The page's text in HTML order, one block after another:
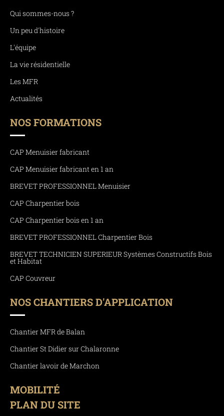
Qui sommes-nous ?
Un peu d'histoire
L'équipe
La vie résidentielle
Les MFR
Actualités
NOS FORMATIONS
CAP Menuisier fabricant
CAP Menuisier fabricant en 1 an
BREVET PROFESSIONNEL Menuisier
CAP Charpentier bois
CAP Charpentier bois en 1 an
BREVET PROFESSIONNEL Charpentier Bois
BREVET TECHNICIEN SUPERIEUR Systèmes Constructifs Bois
et Habitat
CAP Couvreur
NOS CHANTIERS D'APPLICATION
Chantier MFR de Balan
Chantier St Didier sur Chalaronne
Chantier lavoir de Marchon
MOBILITÉ
PLAN DU SITE